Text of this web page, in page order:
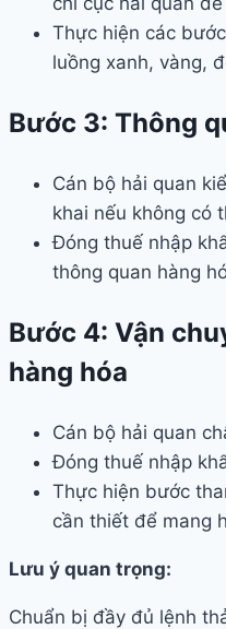
Thực hiện các
luồng xanh, vàng,
Bước 3: Thông
Cán bộ hải quan
khai nếu không có
Đóng thuế nhập
thông quan hàng
Bước 4: Vận
hàng hóa
Cán bộ hải quan
Đóng thuế nhập
Thực hiện bước
cần thiết để mang
Lưu ý quan trọng:
Chuẩn bị đầy đủ lệnh